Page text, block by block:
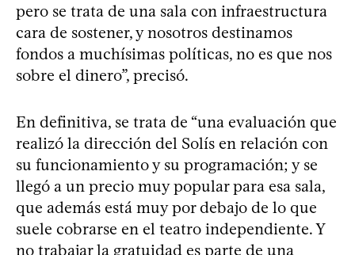
pero se trata de una sala con infraestructura
cara de sostener, y nosotros destinamos
fondos a muchísimas políticas, no es que nos
sobre el dinero”, precisó.
En definitiva, se trata de “una evaluación que
realizó la dirección del Solís en relación con
su funcionamiento y su programación; y se
llegó a un precio muy popular para esa sala,
que además está muy por debajo de lo que
suele cobrarse en el teatro independiente. Y
no trabajar la gratuidad es parte de una